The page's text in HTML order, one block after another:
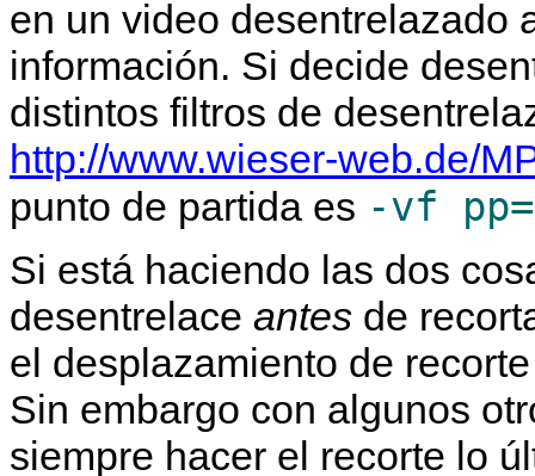
en un video desentrelazado
información. Si decide
distintos filtros de
http://www.wieser-web.de/
punto de partida es -vf
Si está haciendo las dos
desentrelace antes de
el desplazamiento de
Sin embargo con algunos
siempre hacer el recorte lo